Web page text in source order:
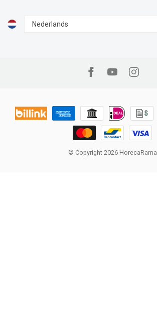
© Copyright 2026 HorecaRama